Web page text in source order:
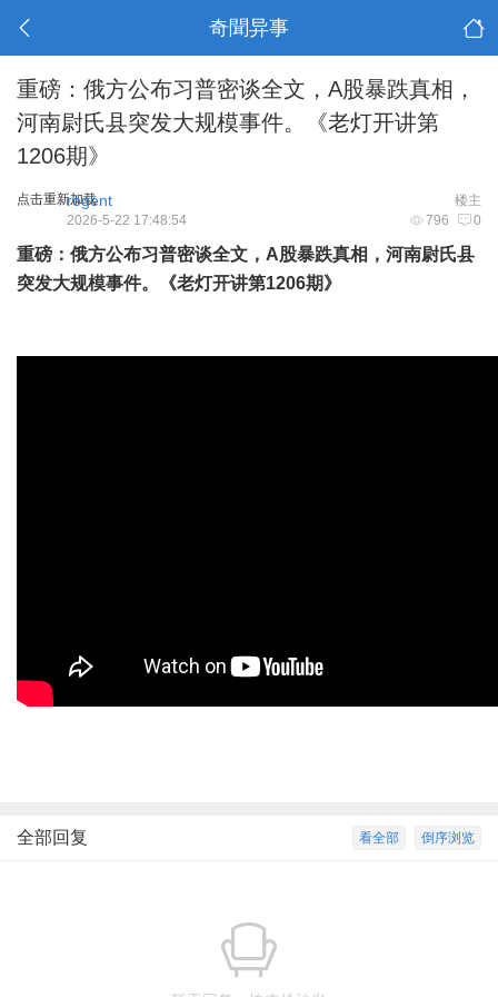
奇聞异事
重磅：俄方公布习普密谈全文，A股暴跌真相，
河南尉氏县突发大规模事件。《老灯开讲第
1206期》
点击重新加载 楼主
regent
796 0
2026-5-22 17:48:54
重磅：俄方公布习普密谈全文，A股暴跌真相，河南尉氏县
突发大规模事件。《老灯开讲第1206期》
倒序浏览
看全部
全部回复